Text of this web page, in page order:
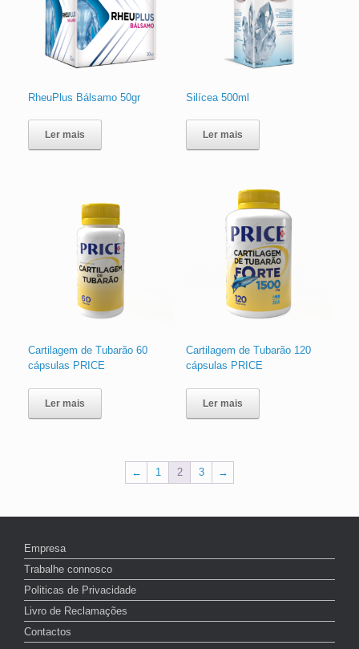
RheuPlus Bálsamo 50gr
Ler mais
Silícea 500ml
Ler mais
Cartilagem de Tubarão 60
cápsulas PRICE
Ler mais
Cartilagem de Tubarão 120
cápsulas PRICE
Ler mais
← 1 2 3 →
Empresa
Trabalhe connosco
Politicas de Privacidade
Livro de Reclamações
Contactos